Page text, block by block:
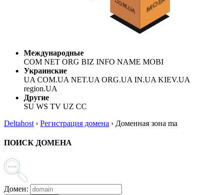
Международные
COM NET ORG BIZ INFO NAME MOBI
Украинские
UA COM.UA NET.UA ORG.UA IN.UA KIEV.UA
region.UA
Другие
SU WS TV UZ CC
Deltahost › Регистрация домена › Доменная зона ma
ПОИСК ДОМЕНА
Домен: